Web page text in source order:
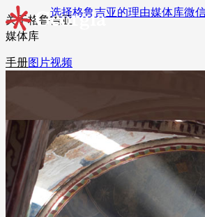
关于格鲁吉亚
选择格鲁吉亚的理由媒体库微
媒体库
手册图片视频